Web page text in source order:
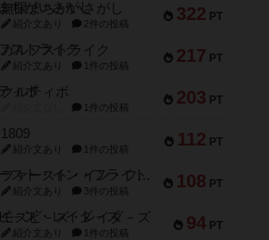
322 PT
無限まちがいさがし
紹介文あり 2件の投稿
217 PT
ガルフストライク
紹介文あり 1件の投稿
203 PT
クルティボ
1件の投稿
112 PT
1809
紹介文あり 1件の投稿
108 PT
ファースト・イン・フライト
紹介文あり 3件の投稿
94 PT
モズビ－ズ・レイダ－ズ
紹介文あり 1件の投稿